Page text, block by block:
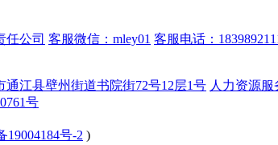
任公司 客服微信：mley01 客服电话：
江县壁州街道书院街72号12层1号 人力资源服
号
19004184号-2 )